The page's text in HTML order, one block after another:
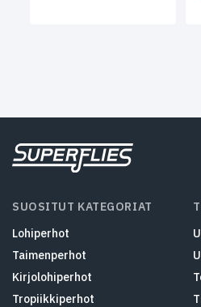
SUOSITUT KATEGORIAT
Lohiperhot
Taimenperhot
Kirjolohiperhot
Tropiikkiperhot